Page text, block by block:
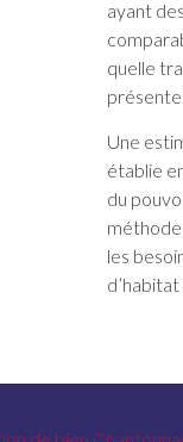
ayant
quelle
Une
établie
du
méthode
les